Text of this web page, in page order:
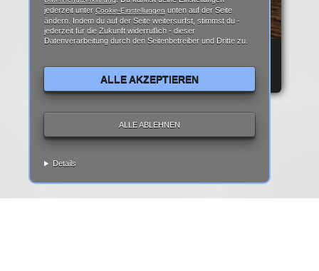
REPARATUR ANLEITUNG | TEARDOWN
jederzeit unter Cookie-Einstellungen unten auf der Seite
ändern. Indem du auf der Seite weitersurfst, stimmst du -
jederzeit für die Zukunft widerruflich - dieser
Datenverarbeitung durch den Seitenbetreiber und Dritte zu.
ALLE AKZEPTIEREN
ALLE ABLEHNEN
Details